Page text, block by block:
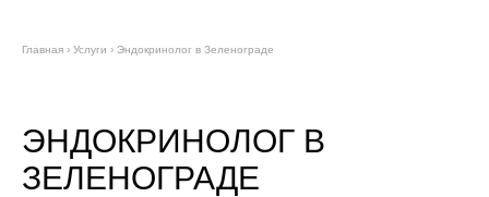
Главная › Услуги › Эндокринолог в Зеленограде
ЭНДОКРИНОЛОГ В
ЗЕЛЕНОГРАДЕ